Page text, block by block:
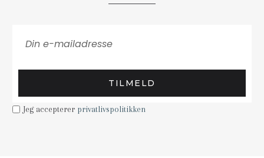
TILMELD
Jeg accepterer privatlivspolitikken